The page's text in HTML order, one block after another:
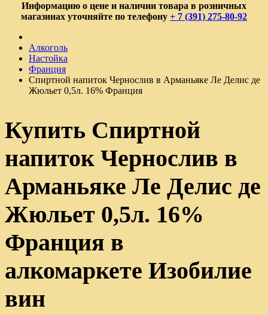
Информацию о цене и наличии товара в розничных
магазинах уточняйте по телефону + 7 (391) 275-80-92
Алкоголь
Настойка
Франция
Спиртной напиток Чернослив в Арманьяке Ле Делис де
Жюльет 0,5л. 16% Франция
Купить Спиртной
напиток Чернослив в
Арманьяке Ле Делис де
Жюльет 0,5л. 16%
Франция в
алкомаркете Изобилие
вин